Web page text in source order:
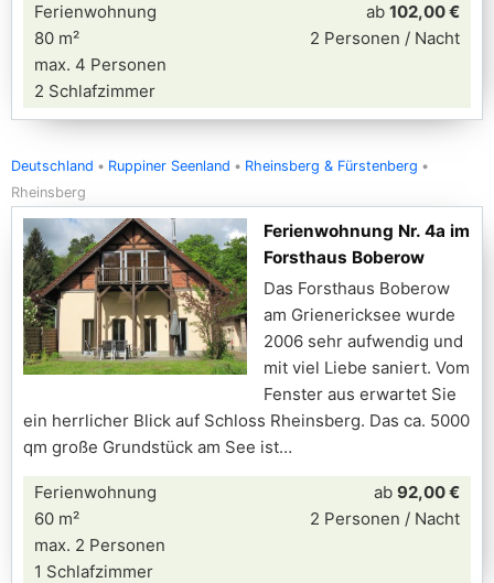
Ferienwohnung
80 m²
max. 4 Personen
2 Schlafzimmer
ab 102,00 €
2 Personen / Nacht
Deutschland Ruppiner Seenland
Rheinsberg & Fürstenberg
Rheinsberg
Ferienwohnung Nr. 4a im
Forsthaus Boberow
Das Forsthaus Boberow
am Grienericksee wurde
2006 sehr aufwendig und
mit viel Liebe saniert. Vom
Fenster aus erwartet Sie
ein herrlicher Blick auf Schloss Rheinsberg. Das ca. 5000
qm große Grundstück am See ist
Ferienwohnung
60 m²
max. 2 Personen
1 Schlafzimmer
ab 92,00 €
2 Personen / Nacht